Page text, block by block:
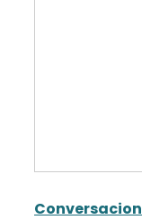
Conversacion